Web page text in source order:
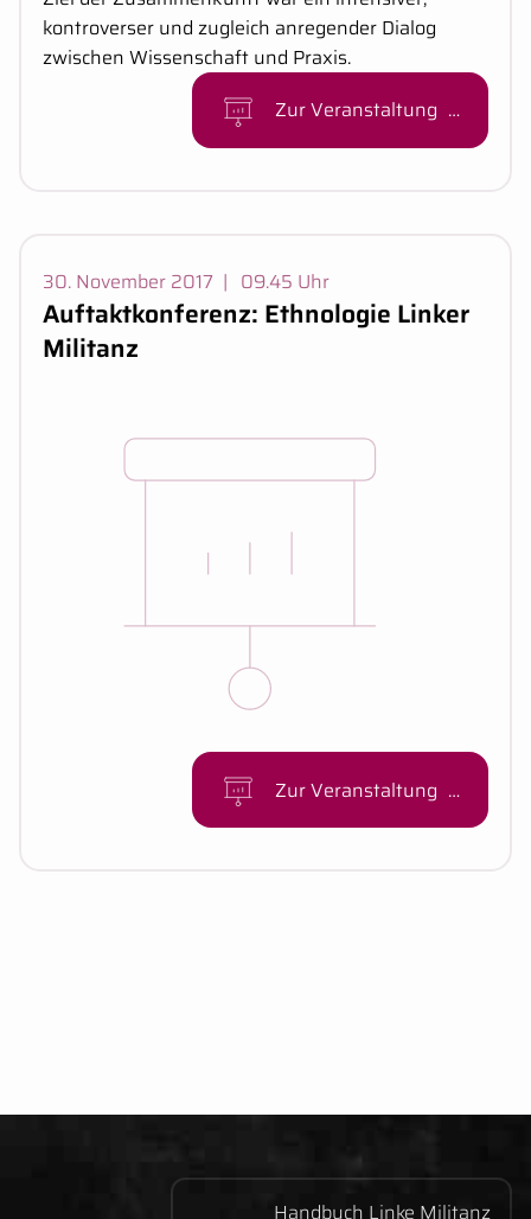
kontroverser und zugleich anregender Dialog
zwischen Wissenschaft und Praxis.
Zur Veranstaltung
Auftaktkonferenz: Ethnologie Linker
Militanz
Veranstaltungsdaten:
30. November 2017 | 09.45 Uhr
Zur Veranstaltung
Handbuch Linke Militanz